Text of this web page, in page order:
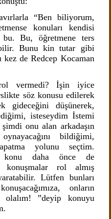
“Ben biliyorum,
konuları kendisi
Bu, öğretmene ters
Bunu kin tutar gibi
kez de Redcep Kocaman
vermedi? İşin iyice
söz konusu edilerek
gideceğini düşünerek,
isteseydim İstemi
onu alan arkadaşın
bildiğimi,
yolunu seçtim.
konu daha önce de
rol almış
Lütfen bunları
onların
olalım! ”deyip konuyu